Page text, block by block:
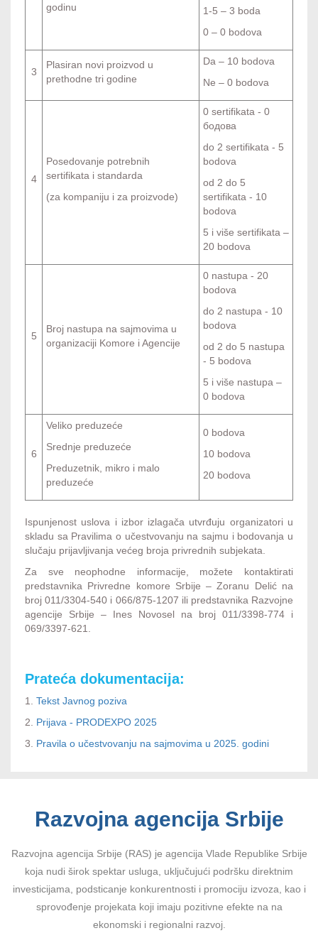
godinu
1-5 – 3 boda
0 – 0 bodova
3
Plasiran novi proizvod u
prethodne tri godine
Da – 10 bodova
Ne – 0 bodova
4
Posedovanje potrebnih
sertifikata i standarda
(za kompaniju i za proizvode)
0 sertifikata - 0
бодова
do 2 sertifikata - 5
bodova
od 2 do 5
sertifikata - 10
bodova
5 i više sertifikata –
20 bodova
5
Broj nastupa na sajmovima u
organizaciji Komore i Agencije
0 nastupa - 20
bodova
do 2 nastupa - 10
bodova
od 2 do 5 nastupa
- 5 bodova
5 i više nastupa –
0 bodova
6
Veliko preduzeće
Srednje preduzeće
Preduzetnik, mikro i malo
preduzeće
0 bodova
10 bodova
20 bodova
Ispunjenost uslova i izbor izlagača utvrđuju organizatori u
skladu sa Pravilima o učestvovanju na sajmu i bodovanja u
slučaju prijavljivanja većeg broja privrednih subjekata.
Za sve neophodne informacije, možete kontaktirati
predstavnika Privredne komore Srbije – Zoranu Delić na
broj 011/3304-540 i 066/875-1207 ili predstavnika Razvojne
agencije Srbije – Ines Novosel na broj 011/3398-774 i
069/3397-621.
Prateća dokumentacija:
1. Tekst Javnog poziva
2. Prijava - PRODEXPO 2025
3.
Pravila o učestvovanju na sajmovima u 2025. godini
Razvojna agencija Srbije
Razvojna agencija Srbije (RAS) je agencija Vlade Republike Srbije
koja nudi širok spektar usluga, uključujući podršku direktnim
investicijama, podsticanje konkurentnosti i promociju izvoza, kao i
sprovođenje projekata koji imaju pozitivne efekte na na
ekonomski i regionalni razvoj.